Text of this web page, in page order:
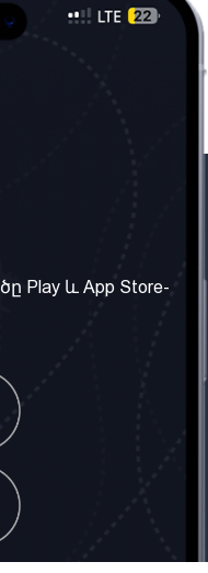
և դրույթներ
Հաճախ տրվող հարցեր
ցանցում
Play և App Store-